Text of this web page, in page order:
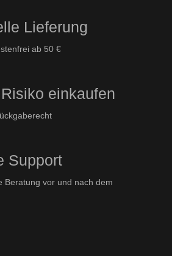
Lieferung
ab 50 €
einkaufen
Support
Beratung vor und nach dem